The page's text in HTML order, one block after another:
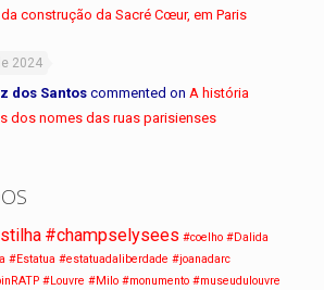
construção da Sacré Cœur, em Paris
2024
dos Santos commented on A história
dos nomes das ruas parisienses
#champselysees #coelho #Dalida
#Estatua #estatuadaliberdade #joanadarc
#Louvre #Milo #monumento #museudulouvre